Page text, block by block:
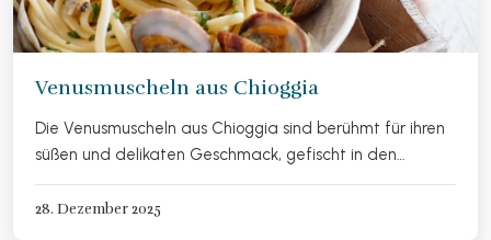
Venusmuscheln aus Chioggia
Die Venusmuscheln aus Chioggia sind berühmt für ihren
süßen und delikaten Geschmack, gefischt in den…
28. Dezember 2025